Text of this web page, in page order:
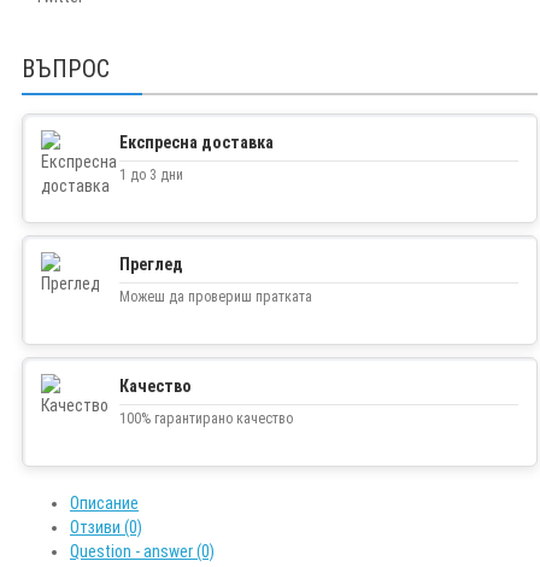
ВЪПРОС
Експресна доставка
1 до 3 дни
Преглед
Можеш да провериш пратката
Качество
100% гарантирано качество
Описание
Отзиви (0)
Question - answer (0)